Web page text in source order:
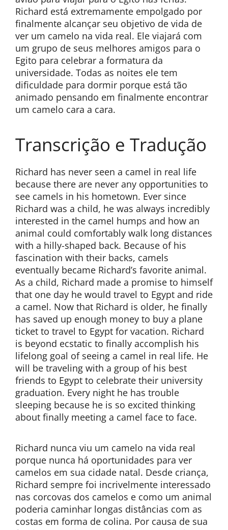
Richard está extremamente empolgado por
finalmente alcançar seu objetivo de vida de
ver um camelo na vida real. Ele viajará com
um grupo de seus melhores amigos para o
Egito para celebrar a formatura da
universidade. Todas as noites ele tem
dificuldade para dormir porque está tão
animado pensando em finalmente encontrar
um camelo cara a cara.
Transcrição e Tradução
Richard has never seen a camel in real life
because there are never any opportunities to
see camels in his hometown. Ever since
Richard was a child, he was always incredibly
interested in the camel humps and how an
animal could comfortably walk long distances
with a hilly-shaped back. Because of his
fascination with their backs, camels
eventually became Richard’s favorite animal.
As a child, Richard made a promise to himself
that one day he would travel to Egypt and ride
a camel. Now that Richard is older, he finally
has saved up enough money to buy a plane
ticket to travel to Egypt for vacation. Richard
is beyond ecstatic to finally accomplish his
lifelong goal of seeing a camel in real life. He
will be traveling with a group of his best
friends to Egypt to celebrate their university
graduation. Every night he has trouble
sleeping because he is so excited thinking
about finally meeting a camel face to face.
Richard nunca viu um camelo na vida real
porque nunca há oportunidades para ver
camelos em sua cidade natal. Desde criança,
Richard sempre foi incrivelmente interessado
nas corcovas dos camelos e como um animal
poderia caminhar longas distâncias com as
costas em forma de colina. Por causa de sua